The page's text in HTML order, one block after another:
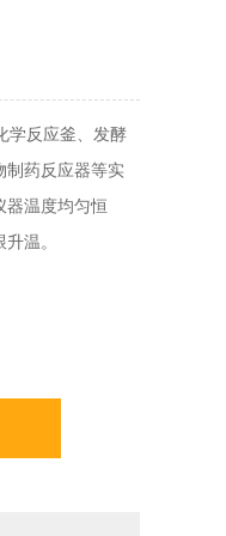
学反应釜、发酵
制药反应器等实
器温度均匀恒
温。